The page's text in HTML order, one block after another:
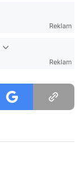
Reklam
Reklam